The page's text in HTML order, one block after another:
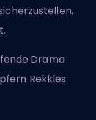
Drama
Rekkles